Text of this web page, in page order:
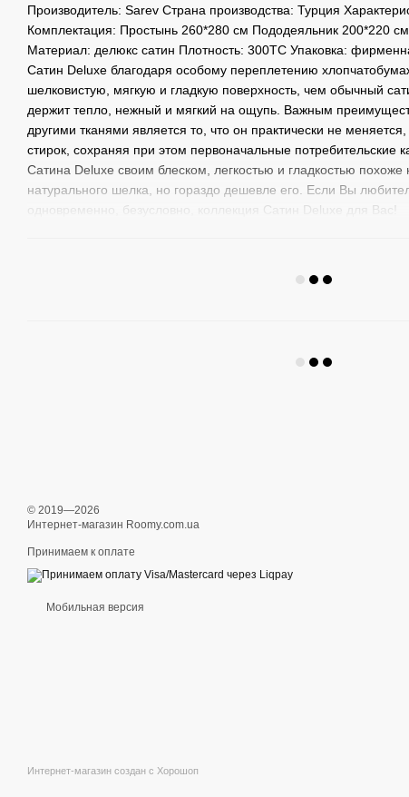
Производитель: Sarev Страна производства: Турция
Комплектация: Простынь 260*280 см Пододеяльник 200*220
Материал: делюкс сатин Плотность: 300ТС Упаковка:
Сатин Deluxe благодаря особому переплетению
шелковистую, мягкую и гладкую поверхность, чем обычный
держит тепло, нежный и мягкий на ощупь. Важным
другими тканями является то, что он практически не
стирок, сохраняя при этом первоначальные потребительские
Сатина Deluxe своим блеском, легкостью и гладкостью похоже
натурального шелка, но гораздо дешевле его. Если Вы
одновременно, безусловно, коллекция Сатин Deluxe для Вас!
© 2019—2026
Интернет-магазин Roomy.com.ua
Принимаем к оплате
Мобильная версия
Интернет-магазин создан с Хорошоп